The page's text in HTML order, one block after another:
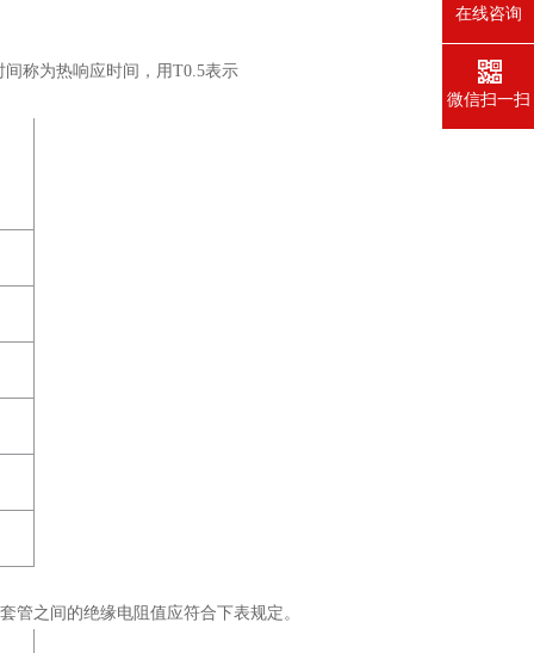
称为热响应时间，用T0.5表示
管之间的绝缘电阻值应符合下表规定。
在线咨询
微信扫一扫